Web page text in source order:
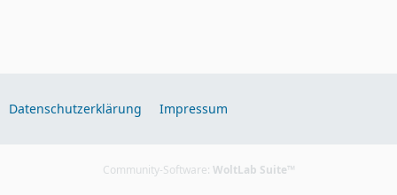
Datenschutzerklärung Impressum
Community-Software: WoltLab Suite™